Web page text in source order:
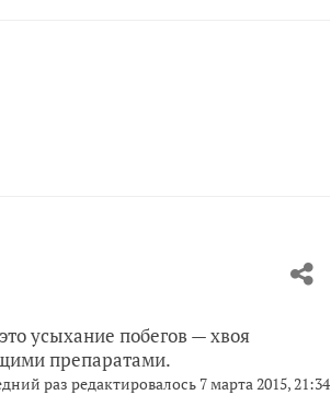
усыхание побегов — хвоя
препаратами.
раз редактировалось 7 марта 2015, 21:34